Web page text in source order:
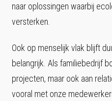
naar oplossingen waarbij
versterken.
Ook op menselijk vlak blijft
belangrijk. Als familiebedrijf
projecten, maar ook aan
vooral met onze